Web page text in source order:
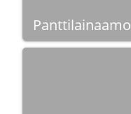
Panttilainaamo